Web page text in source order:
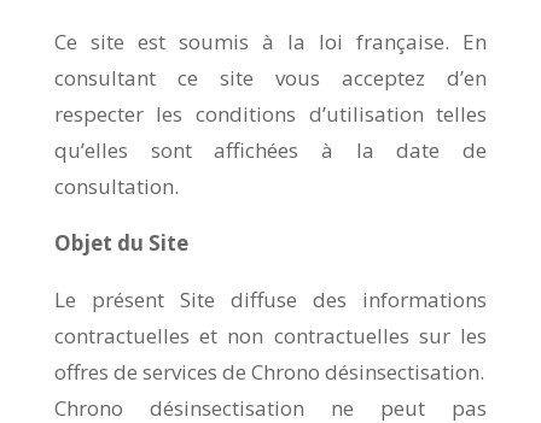
Ce site est soumis à la loi française. En
consultant ce site vous acceptez d’en
respecter les conditions d’utilisation telles
qu’elles sont affichées à la date de
consultation.
Objet du Site
Le présent Site diffuse des informations
contractuelles et non contractuelles sur les
offres de services de Chrono désinsectisation.
Chrono désinsectisation ne peut pas